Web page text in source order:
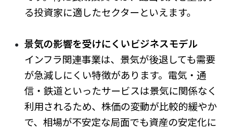
る投資家に適したセクターといえます。
景気の影響を受けにくいビジネスモデル
インフラ関連事業は、景気が後退しても需要
が急減しにくい特徴があります。電気・通
信・鉄道といったサービスは景気に関係なく
利用されるため、株価の変動が比較的緩やか
で、相場が不安定な局面でも資産の安定化に